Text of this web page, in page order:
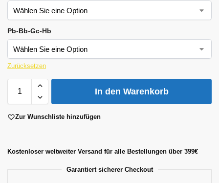
Pb-Bb-Gc-Hb
Zurücksetzen
In den Warenkorb
Zur Wunschliste hinzufügen
Kostenloser weltweiter Versand für alle Bestellungen über 399€
Garantiert sicherer Checkout